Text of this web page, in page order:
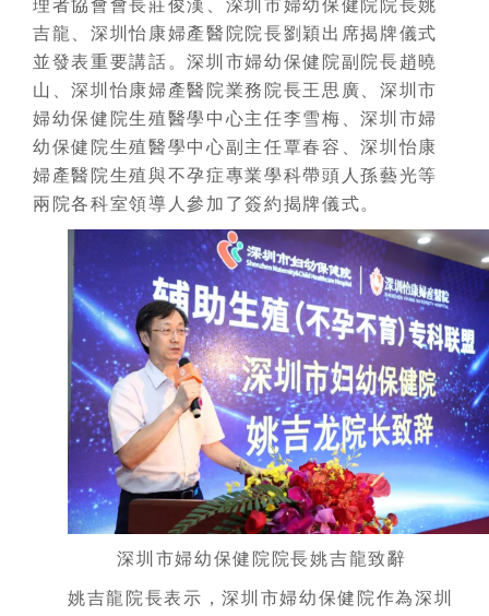
理者協會會長莊俊漢、深圳市婦幼保健院院長姚
吉龍、深圳怡康婦產醫院院長劉穎出席揭牌儀式
並發表重要講話。深圳市婦幼保健院副院長趙曉
山、深圳怡康婦產醫院業務院長王思廣、深圳市
婦幼保健院生殖醫學中心主任李雪梅、深圳市婦
幼保健院生殖醫學中心副主任覃春容、深圳怡康
婦產醫院生殖與不孕症專業學科帶頭人孫藝光等
兩院各科室領導人參加了簽約揭牌儀式。
深圳市婦幼保健院院長姚吉龍致辭
姚吉龍院長表示，深圳市婦幼保健院作為深圳